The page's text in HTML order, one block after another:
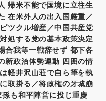
帰米不能で国境に立往生
在米外人の出入国厳重／
ツクル増産／中国共産党
処する党の基本政策決定
合我等一戦辞せず 都下各
新政治体勢運動 四囲の情
軽井沢山荘で自ら筆を執
取掛る／将政権の牙城崩
も和平陣営に投じ重慶